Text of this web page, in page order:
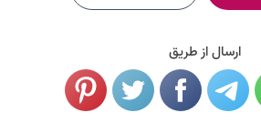
ارسال از طریق